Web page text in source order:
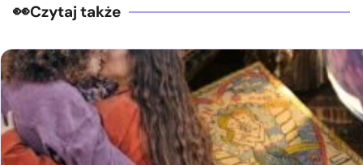
Czytaj także